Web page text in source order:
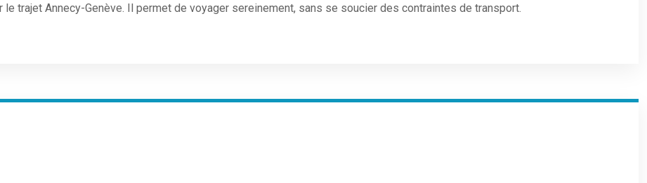
trajet Annecy-Genève. Il permet de voyager sereinement, sans se soucier des contraintes de transport.